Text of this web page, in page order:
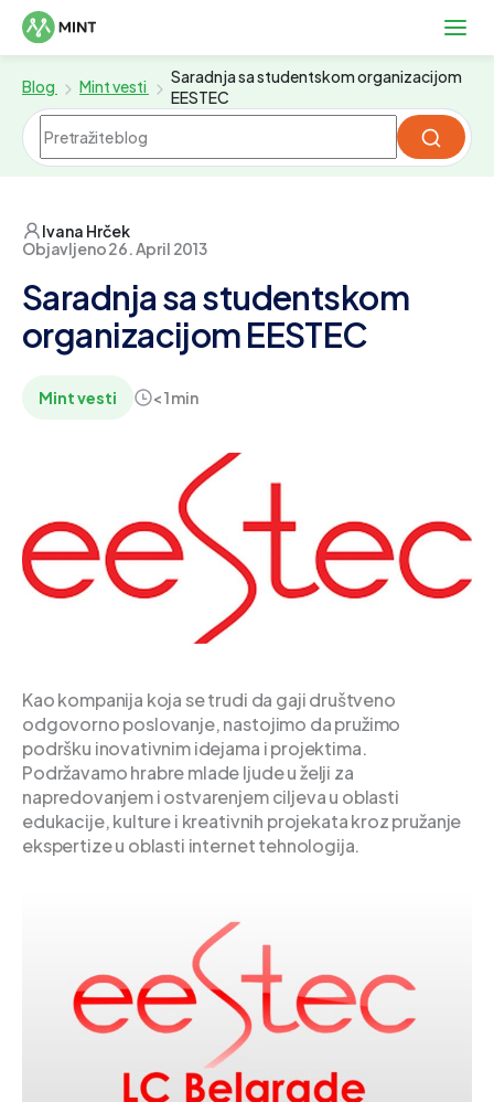
Blog Mint vesti
Saradnja sa studentskom organizacijom
EESTEC
Ivana Hrček
Objavljeno 26. April 2013
Saradnja sa studentskom
organizacijom EESTEC
Mint vesti < 1 min
Kao kompanija koja se trudi da gaji društveno
odgovorno poslovanje, nastojimo da pružimo
podršku inovativnim idejama i projektima.
Podržavamo hrabre mlade ljude u želji za
napredovanjem i ostvarenjem ciljeva u oblasti
edukacije, kulture i kreativnih projekata kroz pružanje
ekspertize u oblasti internet tehnologija.